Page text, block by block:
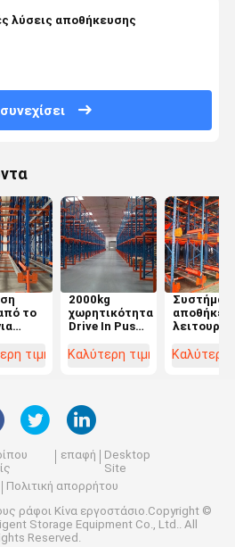
λύσεις αποθήκευσης
το
τιμή
2000kg
χωρητικότητα
Drive In Push
Racking για
ευέλικτη
Καλύτερη τιμή
Drive-
through
Καλύτερη
επαφή
Desktop
Site
Πολιτική απορρήτου
ράφοι Κίνα εργοστάσιο.Copyright ©
Storage Equipment Co., Ltd.. All
Reserved.